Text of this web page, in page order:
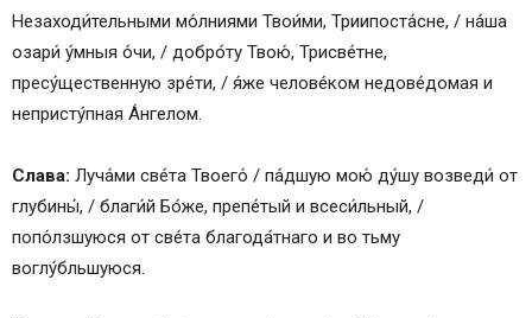
Незаходи́тельными мо́лниями Твои́ми, Триипоста́сне, / на́ша
озари́ у́мныя о́чи, / добро́ту Твою́, Трисве́тне,
пресу́щественную зре́ти, / я́же челове́ком недове́домая и
непристу́пная А́нгелом.
Слава: Луча́ми све́та Твоего́ / па́дшую мою́ ду́шу возведи́ от
глубины́, / благи́й Бо́же, препе́тый и всеси́льный, /
попо́лзшуюся от све́та благода́тнаго и во тьму
воглу́бльшуюся.